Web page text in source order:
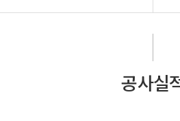
공사실